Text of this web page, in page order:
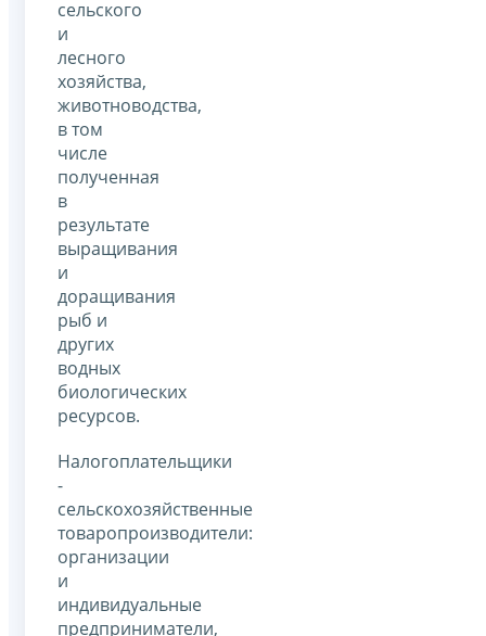
сельского
и
лесного
хозяйства,
животноводства,
в том
числе
полученная
в
результате
выращивания
и
доращивания
рыб и
других
водных
биологических
ресурсов.
Налогоплательщики
-
сельскохозяйственные
товаропроизводители:
организации
и
индивидуальные
предприниматели,